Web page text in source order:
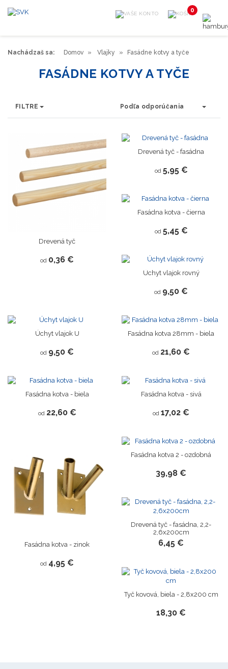
Nachádzaš sa: Domov Vlajky Fasádne kotvy a tyče
FASÁDNE KOTVY A TYČE
FILTRE Podľa odporúčania
Drevená tyč
od 0,36 €
Drevená tyč - fasádna
od 5,95 €
Fasádna kotva - čierna
od 5,45 €
Úchyt vlajok rovný
od 9,50 €
Novinka
Úchyt vlajok U
od 9,50 €
Fasádna kotva 28mm - biela
od 21,60 €
Fasádna kotva - biela
od 22,60 €
Fasádna kotva - sivá
od 17,02 €
Fasádna kotva - zinok
od 4,95 €
Fasádna kotva 2 - ozdobná
39,98 €
Drevená tyč - fasádna, 2,2-
2,6x200cm
6,45 €
Tyč kovová, biela - 2,8x200 cm
18,30 €
0